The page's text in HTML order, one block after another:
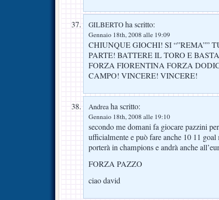
GILBERTO ha scritto:
Gennaio 18th, 2008 alle 19:09
CHIUNQUE GIOCHI! SI “”REMA””
PARTE! BATTERE IL TORO E
FORZA FIORENTINA FORZA
CAMPO! VINCERE! VINCERE!
Andreaha scritto:
Gennaio 18th, 2008 alle 19:10
secondo me domani fa giocare pazzini
ufficialmente e può fare anche 10 11
porterà in champions e andrà anche
FORZA PAZZO
ciao david